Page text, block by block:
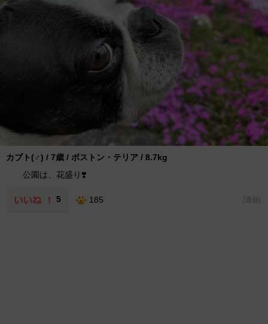
カブト(♂) / 7歳 / ボストン・テリア / 8.7kg
公園は、花盛り❣️
5 185